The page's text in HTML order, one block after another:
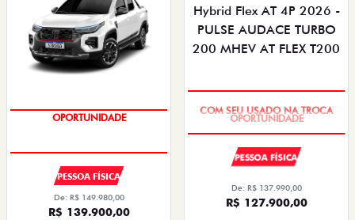
OPORTUNIDADE
PESSOA FÍSICA
De: R$ 149.980,00
R$ 139.900,00
PESSOA FÍSICA
De: R$ 137.990,00
R$ 127.900,00